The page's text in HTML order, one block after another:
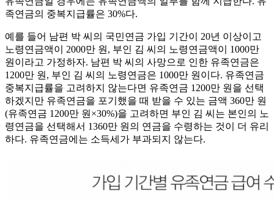
족연금의 중복지급률은 30%다.
예를 들어 남편 박 씨의 국민연금 가입 기간이 20년 이상이고
노령연금액이 2000만 원, 부인 김 씨의 노령연금액이 1000만
원이라고 가정하자. 남편 박 씨의 사망으로 인한 유족연금은
1200만 원, 부인 김 씨의 노령연금은 1000만 원이다. 유족연금
중복지급률을 고려하지 않는다면 유족연금 1200만 원을 선택
하겠지만 유족연금을 포기했을 때 받을 수 있는 금액 360만 원
(유족연금 1200만 원×30%)을 고려하면 부인 김 씨는 본인의 노
령연금을 선택해서 1360만 원의 연금을 수령하는 것이 더 유리
하다. 유족연금에는 소득세가 부과되지 않는다.